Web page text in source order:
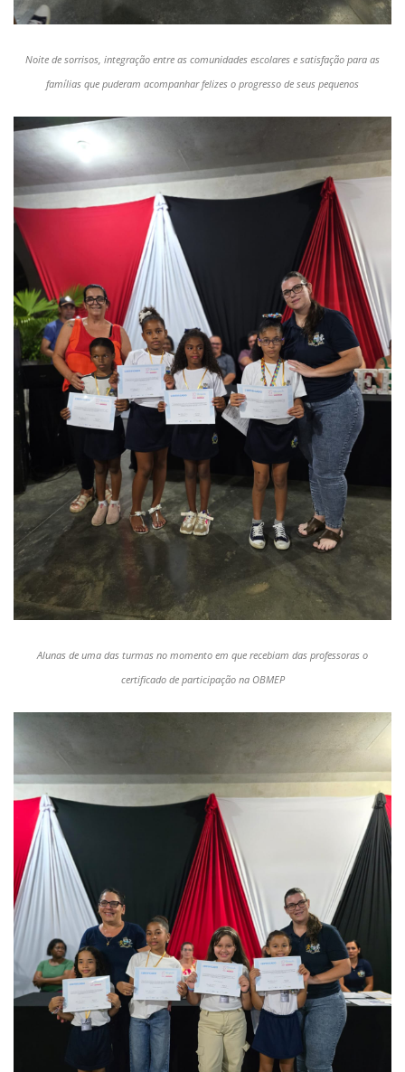
Noite de sorrisos, integração entre as comunidades escolares e satisfação para as
famílias que puderam acompanhar felizes o progresso de seus pequenos
Alunas de uma das turmas no momento em que recebiam das professoras o
certificado de participação na OBMEP